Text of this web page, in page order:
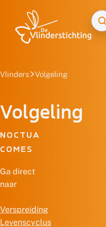
Vlinders Volgeling
Volgeling
NOCTUA
COMES
Ga direct
naar
Verspreiding
Levenscyclus